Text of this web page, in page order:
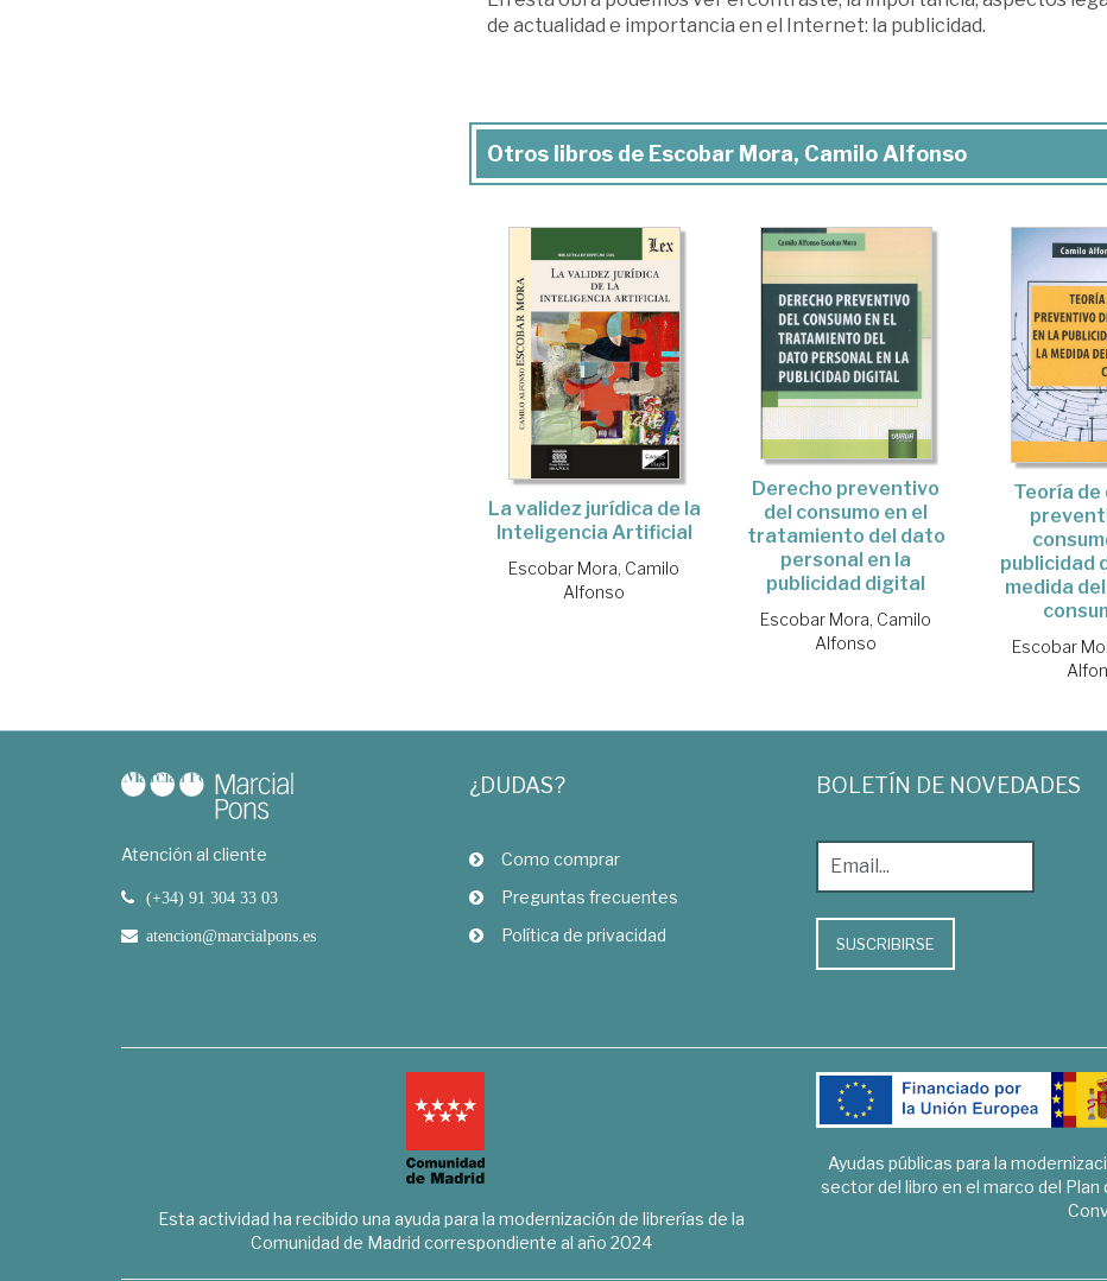
de actualidad e importancia en el Internet: la publicidad.
Otros libros de Escobar Mora, Camilo Alfonso
La validez jurídica de la
Inteligencia Artificial
Escobar Mora, Camilo
Alfonso
Derecho preventivo
del consumo en el
tratamiento del dato
personal en la
publicidad digital
Escobar Mora, Camilo
Alfonso
Teoría de
publicidad
medida
Escobar
Atención al cliente
(+34) 91 304 33 03
atencion@marcialpons.es
¿DUDAS?
Como comprar
Preguntas frecuentes
Política de privacidad
BOLETÍN DE NOVEDADES
SUSCRIBIRSE
Esta actividad ha recibido una ayuda para la modernización de librerías de la
Comunidad de Madrid correspondiente al año 2024
Ayudas públicas para la
sector del libro en el marco del Plan